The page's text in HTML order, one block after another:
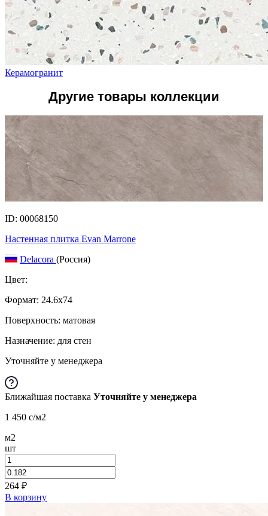
Керамогранит
Другие товары коллекции
ID: 00068150
Настенная плитка Evan Marrone
Delacora (Россия)
Цвет:
Формат: 24.6x74
Поверхность: матовая
Назначение: для стен
Уточняйте у менеджера
Ближайшая поставка Уточняйте у менеджера
1 450 c/м2
м2
шт
264 ₽
В корзину